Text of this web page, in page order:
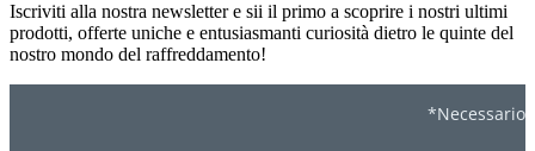
Iscriviti alla nostra newsletter e sii il primo a scoprire i nostri ultimi
prodotti, offerte uniche e entusiasmanti curiosità dietro le quinte del
nostro mondo del raffreddamento!
*Necessario